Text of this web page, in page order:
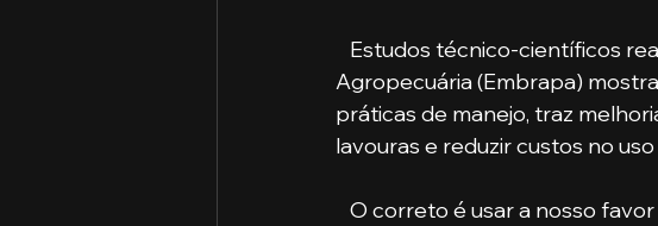
Agropecuária (Embrapa)
práticas de manejo, traz
lavouras e reduzir custos no
O correto é usar a nosso